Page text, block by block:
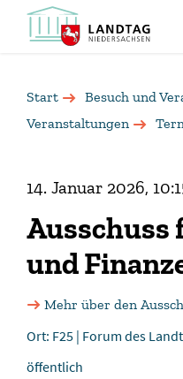
Start
Besuch und
Veranstaltungen
14. Januar 2026,
und
Mehr über den
Ort: F25 | Forum des
öffentlich